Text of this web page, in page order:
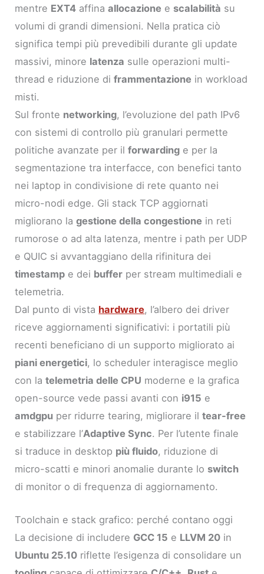
mentre EXT4 affinaallocazione e scalabilità su
volumi di grandi dimensioni. Nella pratica ciò
significa tempi più prevedibili durante gli update
massivi, minore latenza sulle operazioni multi-
thread e riduzione diframmentazione in workload
misti.
Sul fronte networking, l’evoluzione del path IPv6
con sistemi di controllo più granulari permette
politiche avanzate per ilforwarding e per la
segmentazione tra interfacce, con benefici tanto
nei laptop in condivisione di rete quanto nei
micro-nodi edge. Gli stack TCP aggiornati
migliorano lagestione della congestione in reti
rumorose o ad alta latenza, mentre i path per UDP
e QUIC si avvantaggiano della rifinitura dei
timestamp e dei buffer per stream multimediali e
telemetria.
Dal punto di vista hardware, l’albero dei driver
riceve aggiornamenti significativi: i portatili più
recenti beneficiano di un supporto migliorato ai
piani energetici, lo scheduler interagisce meglio
con latelemetria delle CPU moderne e la grafica
open-source vede passi avanti con i915 e
amdgpu per ridurre tearing, migliorare iltear-free
e stabilizzare l’Adaptive Sync. Per l’utente finale
si traduce in desktop più fluido, riduzione di
micro-scatti e minori anomalie durante lo switch
di monitor o di frequenza di aggiornamento.
Toolchain e stack grafico: perché contano oggi
La decisione di includere GCC 15 e LLVM 20 in
Ubuntu 25.10 riflette l’esigenza di consolidare un